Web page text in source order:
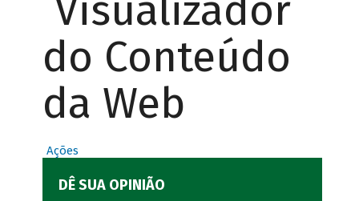
Visualizador
do Conteúdo
da Web
Ações
DÊ SUA OPINIÃO